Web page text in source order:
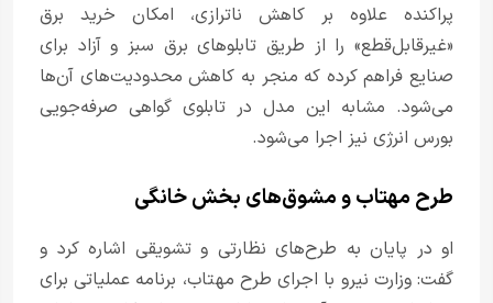
پراکنده علاوه بر کاهش ناترازی، امکان خرید برق
«غیرقابل‌قطع» را از طریق تابلوهای برق سبز و آزاد برای
صنایع فراهم کرده که منجر به کاهش محدودیت‌های آن‌ها
می‌شود. مشابه این مدل در تابلوی گواهی صرفه‌جویی
بورس انرژی نیز اجرا می‌شود.
طرح مهتاب و مشوق‌های بخش خانگی
او در پایان به طرح‌های نظارتی و تشویقی اشاره کرد و
گفت: وزارت نیرو با اجرای طرح مهتاب، برنامه عملیاتی برای